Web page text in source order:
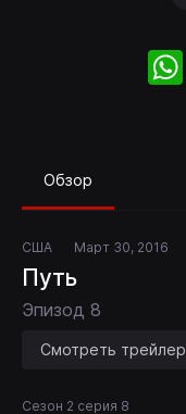
Обзор
США Март 30, 2016
Путь
Эпизод 8
Смотреть трейлер
Сезон 2 серия 8